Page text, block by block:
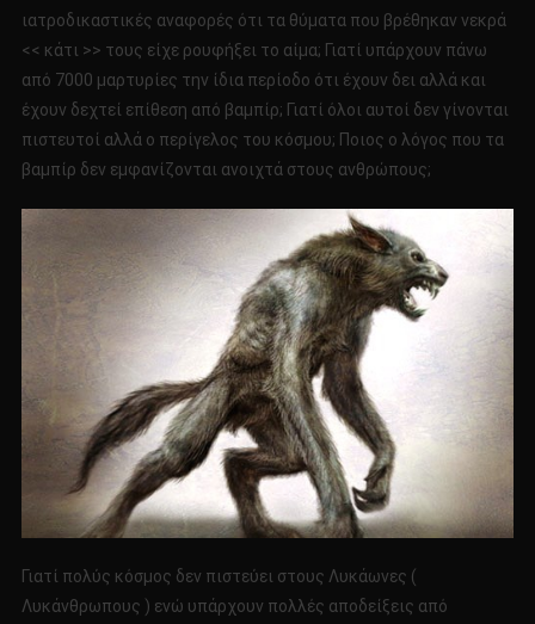
ιατροδικαστικές αναφορές ότι τα θύματα που βρέθηκαν νεκρά
<< κάτι >> τους είχε ρουφήξει το αίμα; Γιατί υπάρχουν πάνω
από 7000 μαρτυρίες την ίδια περίοδο ότι έχουν δει αλλά και
έχουν δεχτεί επίθεση από βαμπίρ; Γιατί όλοι αυτοί δεν γίνονται
πιστευτοί αλλά ο περίγελος του κόσμου; Ποιος ο λόγος που τα
βαμπίρ δεν εμφανίζονται ανοιχτά στους ανθρώπους;
Γιατί πολύς κόσμος δεν πιστεύει στους Λυκάωνες (
Λυκάνθρωπους ) ενώ υπάρχουν πολλές αποδείξεις από